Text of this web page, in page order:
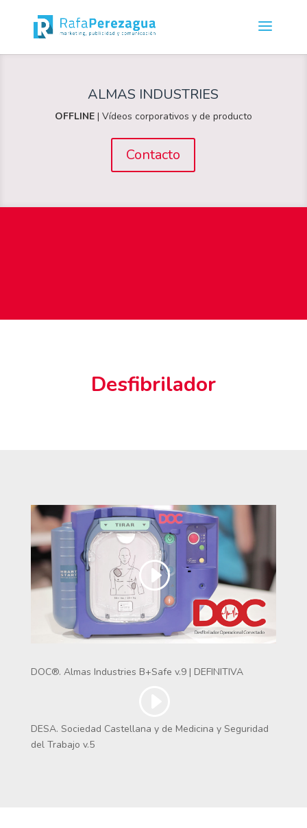
ALMAS INDUSTRIES
OFFLINE| Vídeos corporativos y de producto
Contacto
Desfibrilador
DOC®. Almas Industries B+Safe v.9 | DEFINITIVA
DESA. Sociedad Castellana y de Medicina y Seguridad
del Trabajo v.5